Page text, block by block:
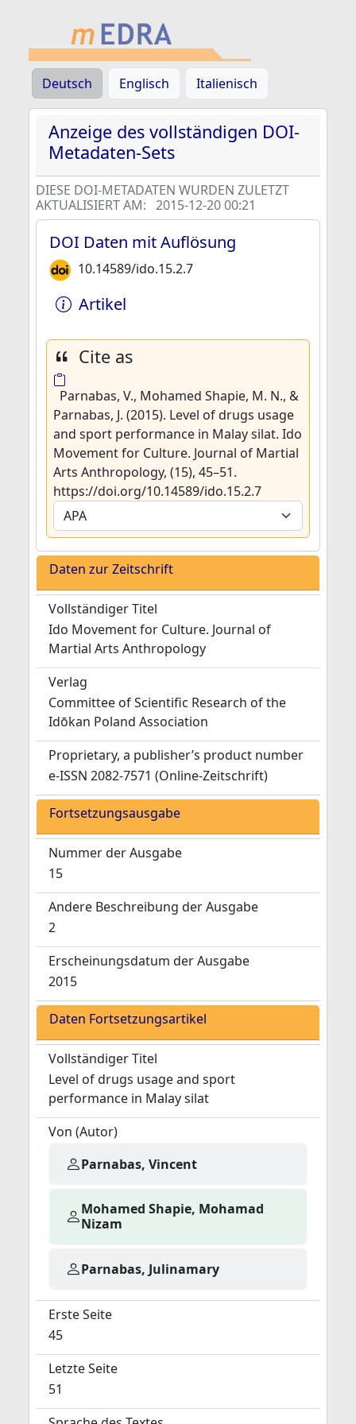
Deutsch Englisch Italienisch
Anzeige des vollständigen DOI-
Metadaten-Sets
DIESE DOI-METADATEN WURDEN ZULETZT
AKTUALISIERT AM: 2015-12-20 00:21
DOI Daten mit Auflösung
10.14589/ido.15.2.7
Artikel
Cite as
Parnabas, V., Mohamed Shapie, M. N., &
Parnabas, J. (2015). Level of drugs usage
and sport performance in Malay silat. Ido
Movement for Culture. Journal of Martial
Arts Anthropology, (15), 45–51.
https://doi.org/10.14589/ido.15.2.7
Daten zur Zeitschrift
Vollständiger Titel
Ido Movement for Culture. Journal of
Martial Arts Anthropology
Verlag
Committee of Scientific Research of the
Idōkan Poland Association
Proprietary, a publisher’s product number
e-ISSN 2082-7571 (Online-Zeitschrift)
Fortsetzungsausgabe
Nummer der Ausgabe
15
Andere Beschreibung der Ausgabe
2
Erscheinungsdatum der Ausgabe
2015
Daten Fortsetzungsartikel
Vollständiger Titel
Level of drugs usage and sport
performance in Malay silat
Von (Autor)
Parnabas, Vincent
Mohamed Shapie, Mohamad
Nizam
Parnabas, Julinamary
Erste Seite
45
Letzte Seite
51